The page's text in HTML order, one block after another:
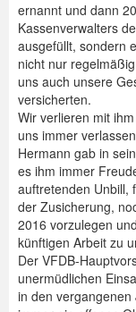
ernannt und dann
Kassenverwalters
ausgefüllt, sondern
nicht nur
uns auch unsere
versicherten.
Wir verlieren mit
uns immer
Hermann gab in
es ihm immer
auftretenden Unbill,
der Zusicherung,
2016 vorzulegen
künftigen Arbeit zu
Der VFDB-
unermüdlichen
in den